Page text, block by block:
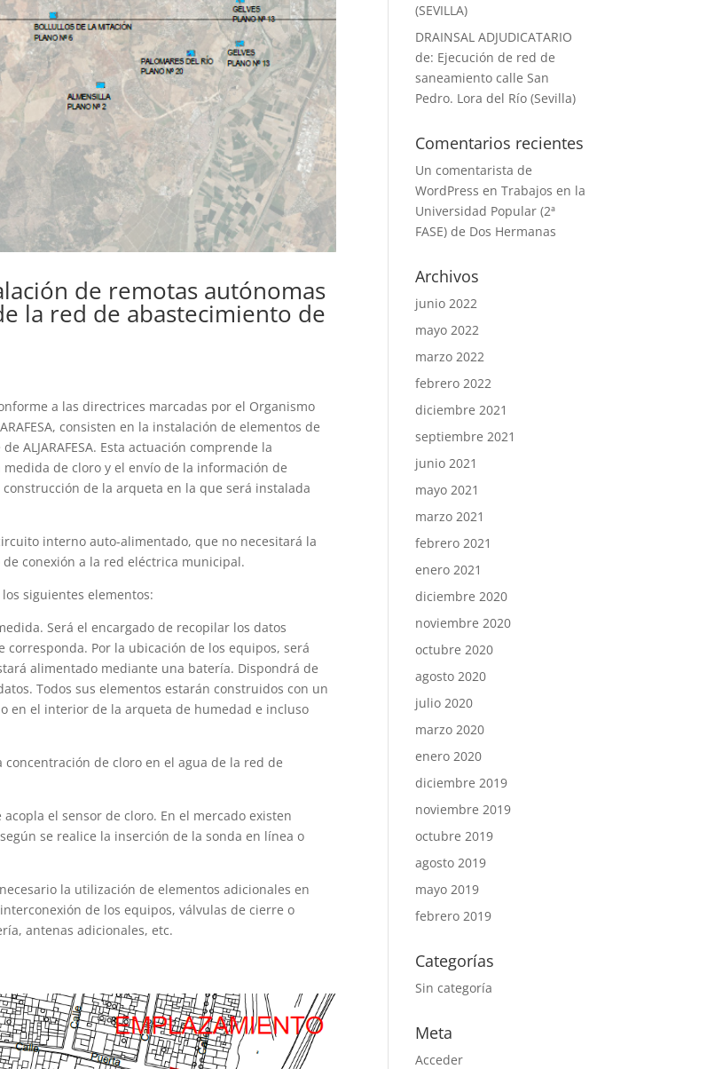
de remotas autónomas
la red de abastecimiento de
a las directrices marcadas por el Organismo
consisten en la instalación de elementos de
ALJARAFESA. Esta actuación comprende la
de cloro y el envío de la información de
de la arqueta en la que será instalada
interno auto-alimentado, que no necesitará la
conexión a la red eléctrica municipal.
siguientes elementos:
Será el encargado de recopilar los datos
corresponda. Por la ubicación de los equipos, será
alimentado mediante una batería. Dispondrá de
Todos sus elementos estarán construidos con un
en el interior de la arqueta de humedad e incluso
de cloro en el agua de la red de
el sensor de cloro. En el mercado existen
se realice la inserción de la sonda en línea o
la utilización de elementos adicionales en
de los equipos, válvulas de cierre o
antenas adicionales, etc.
(SEVILLA)
DRAINSAL ADJUDICATARIO
de: Ejecución de red de
saneamiento calle San
Pedro. Lora del Río (Sevilla)
Comentarios recientes
Un comentarista de
WordPress enTrabajos en la
Universidad Popular (2ª
FASE) de Dos Hermanas
Archivos
junio 2022
mayo 2022
marzo 2022
febrero 2022
diciembre 2021
septiembre 2021
junio 2021
mayo 2021
marzo 2021
febrero 2021
enero 2021
diciembre 2020
noviembre 2020
octubre 2020
agosto 2020
julio 2020
marzo 2020
enero 2020
diciembre 2019
noviembre 2019
octubre 2019
agosto 2019
mayo 2019
febrero 2019
Categorías
Sin categoría
Meta
Acceder